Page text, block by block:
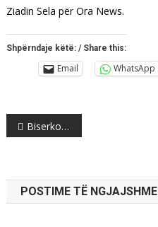
Ziadin Sela për Ora News.
Shpërndaje këtë: / Share this:
Email WhatsApp
Post
navigation
Biserko: Serbia ta pranojë realitetin e quajtur Kosovë, të ndalen bisedimet për kufijtë
POSTIME TË NGJAJSHME